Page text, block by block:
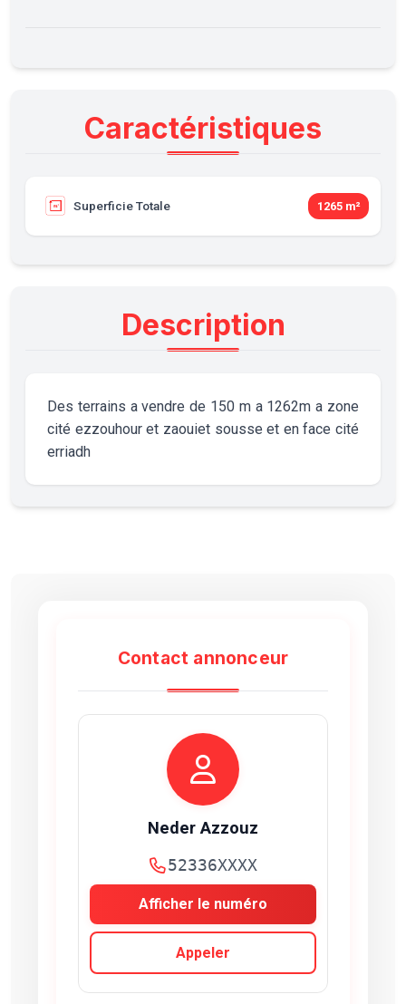
Caractéristiques
Superficie Totale 1265 m²
Description
Des terrains a vendre de 150 m a 1262m a zone
cité ezzouhour et zaouiet sousse et en face cité
erriadh
Contact annonceur
Neder Azzouz
52336XXXX
Afficher le numéro
Appeler